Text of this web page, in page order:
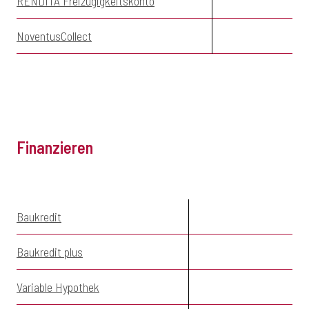
NoventusCollect
Finanzieren
Baukredit
Baukredit plus
Variable Hypothek